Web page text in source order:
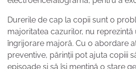
Durerile de cap la copii sunt o
majoritatea cazurilor, nu
îngrijorare majoră. Cu o abordare
preventive, părinții pot ajuta copiii
episoade și să își mențină o stare